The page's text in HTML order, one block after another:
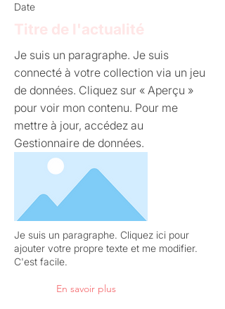
Date
Titre de l'actualité
Je suis un paragraphe. Je suis
connecté à votre collection via un jeu
de données. Cliquez sur « Aperçu »
pour voir mon contenu. Pour me
mettre à jour, accédez au
Gestionnaire de données.
Je suis un paragraphe. Cliquez ici pour
ajouter votre propre texte et me modifier.
C'est facile.
En savoir plus